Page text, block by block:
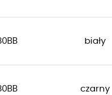
biały
czarny